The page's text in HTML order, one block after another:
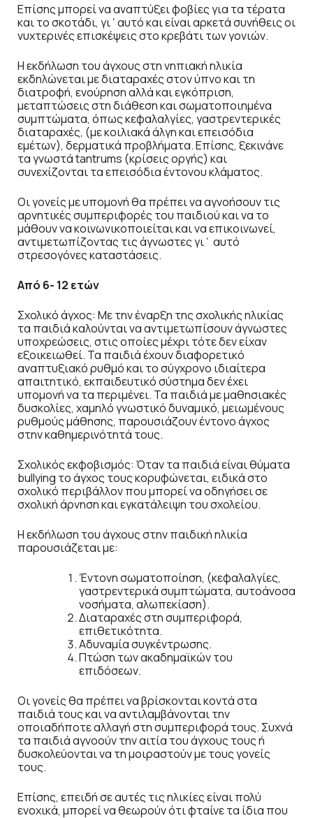
Επίσης μπορεί να αναπτύξει φοβίες για τα τέρατα
και το σκοτάδι, γι΄αυτό και είναι αρκετά συνήθεις οι
νυχτερινές επισκέψεις στο κρεβάτι των γονιών.
Η εκδήλωση του άγχους στη νηπιακή ηλικία
εκδηλώνεται με διαταραχές στον ύπνο και τη
διατροφή, ενούρηση αλλά και εγκόπριση,
μεταπτώσεις στη διάθεση και σωματοποιημένα
συμπτώματα, όπως κεφαλαλγίες, γαστρεντερικές
διαταραχές, (με κοιλιακά άλγη και επεισόδια
εμέτων), δερματικά προβλήματα. Επίσης, ξεκινάνε
τα γνωστά tantrums (κρίσεις οργής) και
συνεχίζονται τα επεισόδια έντονου κλάματος.
Οι γονείς με υπομονή θα πρέπει να αγνοήσουν τις
αρνητικές συμπεριφορές του παιδιού και να το
μάθουν να κοινωνικοποιείται και να επικοινωνεί,
αντιμετωπίζοντας τις άγνωστες γι΄ αυτό
στρεσογόνες καταστάσεις.
Από 6- 12 ετών
Σχολικό άγχος: Με την έναρξη της σχολικής ηλικίας
τα παιδιά καλούνται να αντιμετωπίσουν άγνωστες
υποχρεώσεις, στις οποίες μέχρι τότε δεν είχαν
εξοικειωθεί. Τα παιδιά έχουν διαφορετικό
αναπτυξιακό ρυθμό και το σύγχρονο ιδιαίτερα
απαιτητικό, εκπαιδευτικό σύστημα δεν έχει
υπομονή να τα περιμένει. Τα παιδιά με μαθησιακές
δυσκολίες, χαμηλό γνωστικό δυναμικό, μειωμένους
ρυθμούς μάθησης, παρουσιάζουν έντονο άγχος
στην καθημερινότητά τους.
Σχολικός εκφοβισμός: Όταν τα παιδιά είναι θύματα
bullying το άγχος τους κορυφώνεται, ειδικά στο
σχολικό περιβάλλον που μπορεί να οδηγήσει σε
σχολική άρνηση και εγκατάλειψη του σχολείου.
Η εκδήλωση του άγχους στην παιδική ηλικία
παρουσιάζεται με:
Έντονη σωματοποίηση, (κεφαλαλγίες,
γαστρεντερικά συμπτώματα, αυτοάνοσα
νοσήματα, αλωπεκίαση).
Διαταραχές στη συμπεριφορά,
επιθετικότητα.
Αδυναμία συγκέντρωσης.
Πτώση των ακαδημαϊκών του
επιδόσεων.
Οι γονείς θα πρέπει να βρίσκονται κοντά στα
παιδιά τους και να αντιλαμβάνονται την
οποιαδήποτε αλλαγή στη συμπεριφορά τους. Συχνά
τα παιδιά αγνοούν την αιτία του άγχους τους ή
δυσκολεύονται να τη μοιραστούν με τους γονείς
τους.
Επίσης, επειδή σε αυτές τις ηλικίες είναι πολύ
ενοχικά, μπορεί να θεωρούν ότι φταίνε τα ίδια που